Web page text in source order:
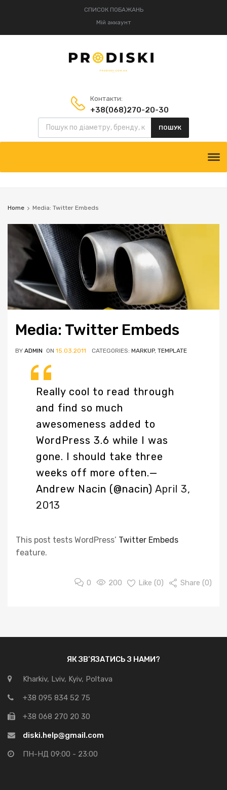
СПИСОК ПОБАЖАНЬ
Мій аккаунт
Контакти:
+38(068)270-20-30
+38(095)834-52-75
Пошук товарів
ПОШУК
content
Home Media: Twitter Embeds
Media: Twitter Embeds
BY ADMIN ON 15.03.2011 CATEGORIES: MARKUP, TEMPLATE
Really cool to read through
and find so much
awesomeness added to
WordPress 3.6 while I was
gone. I should take three
weeks off more often.—
Andrew Nacin (@nacin) April 3,
2013
This post tests WordPress’ Twitter Embeds
feature.
0 200 Like (0) Share (0)
ЯК ЗВ’ЯЗАТИСЬ З НАМИ?
Kharkiv, Lviv, Kyiv, Poltava
+38 095 834 52 75
+38 068 270 20 30
diski.help@gmail.com
ПН-НД 09:00 - 23:00